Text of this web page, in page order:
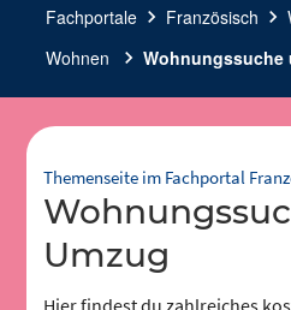
Fachportale chevron_right Französisch chevron_right
Wohnen
chevron_right Wohnungssuche
Themenseite im Fachportal
Wohnungssuche und
Umzug